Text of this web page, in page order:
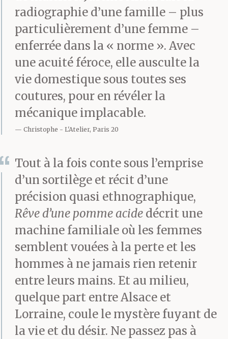
radiographie d’une famille – plus
particulièrement d’une femme –
enferrée dans la « norme ». Avec
une acuité féroce, elle ausculte la
vie domestique sous toutes ses
coutures, pour en révéler la
mécanique implacable.
Christophe L'Atelier, Paris 20
Tout à la fois conte sous l’emprise
d’un sortilège et récit d’une
précision quasi ethnographique,
Rêve d’une pomme acide décrit une
machine familiale où les femmes
semblent vouées à la perte et les
hommes à ne jamais rien retenir
entre leurs mains. Et au milieu,
quelque part entre Alsace et
Lorraine, coule le mystère fuyant de
la vie et du désir. Ne passez pas à